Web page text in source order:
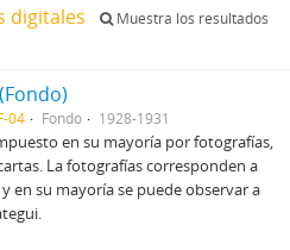
digitales
Muestra los resultados
04 Fondo 1928-1931
en su mayoría por fotografías,
La fotografías corresponden a
en su mayoría se puede observar a